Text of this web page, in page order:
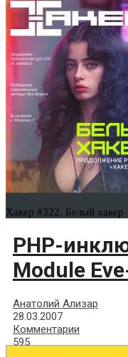
Хакер #322. Белый хакер
PHP-
Module
Анатолий Ализар
28.03.2007
Комментарии
595